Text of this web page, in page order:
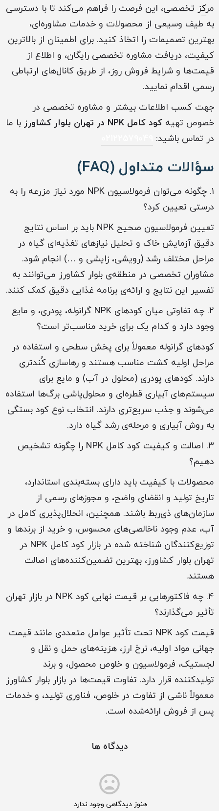
مرکز تخصصی، این فرصت را فراهم می‌کند تا با دسترسی
به طیف وسیعی از محصولات و خدمات مشاوره‌ای،
بهترین تصمیمات را اتخاذ کنید. برای اطمینان از بالاترین
کیفیت، دریافت مشاوره تخصصی رایگان، و اطلاع از
قیمت‌ها و شرایط فروش روز، از طریق کانال‌های ارتباطی
رسمی اقدام نمایید.
جهت کسب اطلاعات بیشتر و مشاوره تخصصی در
خصوص تهیه کود کامل NPK در تهران بلوار کشاورز
با ما
در تماس باشید:
سؤالات متداول (FAQ)
1. چگونه می‌توان فرمولاسیون NPK مورد نیاز مزرعه را به
درستی تعیین کرد؟
تعیین فرمولاسیون صحیح NPK باید بر اساس نتایج
دقیق آزمایش خاک و تحلیل نیازهای تغذیه‌ای گیاه در
مراحل مختلف رشد (رویشی، زایشی و …) انجام شود.
مشاوران تخصصی در منطقه‌ی بلوار کشاورز می‌توانند به
تفسیر این نتایج و ارائه‌ی برنامه غذایی دقیق کمک کنند.
2. چه تفاوتی میان کودهای NPK گرانوله، پودری، و مایع
وجود دارد و کدام یک برای خرید مناسب‌تر است؟
کودهای گرانوله معمولاً برای پخش سطحی و استفاده در
مراحل اولیه کشت مناسب هستند و رهاسازی کُندتری
دارند. کودهای پودری (محلول در آب) و مایع برای
سیستم‌های آبیاری قطره‌ای و محلول‌پاشی برگ‌ها استفاده
می‌شوند و جذب سریع‌تری دارند. انتخاب نوع کود بستگی
به روش آبیاری و مرحله‌ی رشد گیاه دارد.
3. اصالت و کیفیت کود کامل NPK را چگونه تشخیص
دهیم؟
محصولات با کیفیت باید دارای بسته‌بندی استاندارد،
تاریخ تولید و انقضای واضح، و مجوزهای رسمی از
سازمان‌های ذی‌ربط باشند. همچنین، انحلال‌پذیری کامل در
آب، عدم وجود ناخالصی‌های محسوس، و خرید از برندها و
توزیع‌کنندگان شناخته شده در بازار کود کامل NPK در
تهران بلوار کشاورز، بهترین تضمین‌کننده‌های اصالت
هستند.
4. چه فاکتورهایی بر قیمت نهایی کود NPK در بازار تهران
تأثیر می‌گذارند؟
قیمت کود NPK تحت تأثیر عوامل متعددی مانند قیمت
جهانی مواد اولیه، نرخ ارز، هزینه‌های حمل و نقل و
لجستیک، فرمولاسیون و خلوص محصول، و برند
تولیدکننده قرار دارد. تفاوت قیمت‌ها در بازار بلوار کشاورز
معمولاً ناشی از تفاوت در خلوص، فناوری تولید، و خدمات
پس از فروش ارائه‌شده است.
دیدگاه ها
هنوز دیدگاهی وجود ندارد.